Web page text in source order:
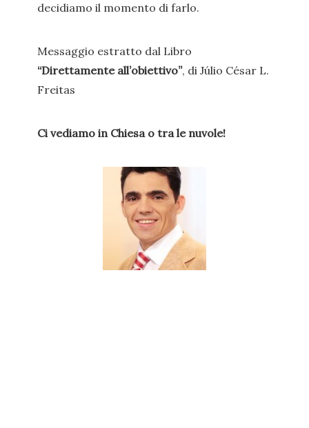
decidiamo il momento di farlo.
Messaggio estratto dal Libro
“Direttamente all’obiettivo”, di Júlio César L.
Freitas
Ci vediamo in Chiesa o tra le nuvole!